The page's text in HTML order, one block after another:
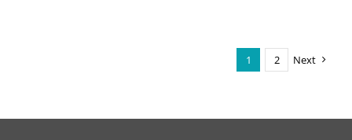
1 2 Next